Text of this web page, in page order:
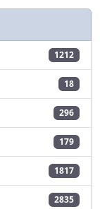
1212
18
296
179
1817
2835